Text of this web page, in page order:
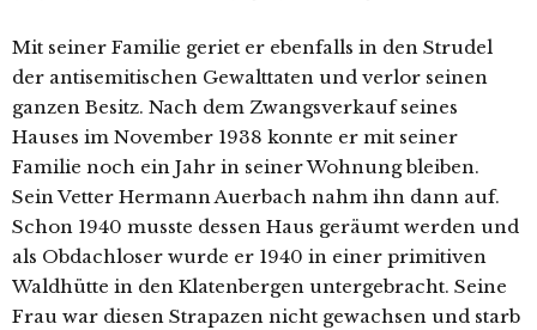
Mit sei­ner Familie geriet er eben­falls in den Strudel
der anti­se­mi­ti­schen Gewalttaten und ver­lor sei­nen
gan­zen Besitz. Nach dem Zwangsverkauf sei­nes
Hauses im November 1938 konn­te er mit sei­ner
Familie noch ein Jahr in sei­ner Wohnung blei­ben.
Sein Vetter Hermann Auerbach nahm ihn dann auf.
Schon 1940 muss­te des­sen Haus geräumt wer­den und
als Obdachloser wur­de er 1940 in einer pri­mi­ti­ven
Waldhütte in den Klatenbergen unter­ge­bracht. Seine
Frau war die­sen Strapazen nicht gewach­sen und starb